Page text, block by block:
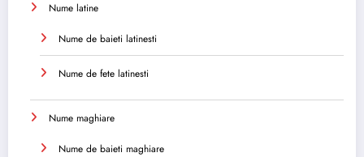
Nume latine
Nume de baieti latinesti
Nume de fete latinesti
Nume maghiare
Nume de baieti maghiare